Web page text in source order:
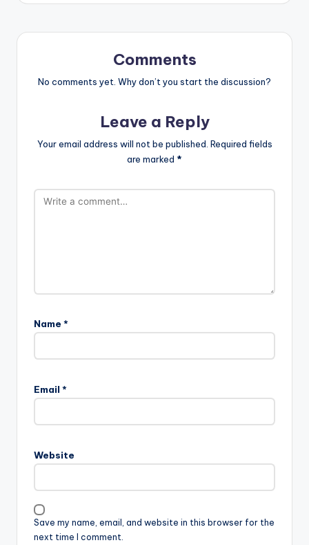
Comments
No comments yet. Why don’t you start the discussion?
Leave a Reply
Your email address will not be published. Required fields
are marked *
Name *
Email *
Website
Save my name, email, and website in this browser for the
next time I comment.